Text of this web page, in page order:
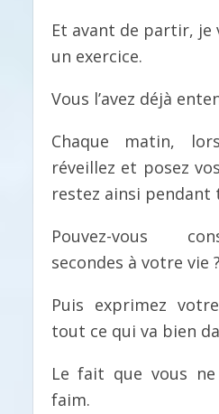
Et avant de partir, je
un exercice.
Vous l’avez déjà
Chaque matin,
réveillez et posez
restez ainsi pendant
Pouvez-vous
secondes à votre vie ?
Puis exprimez
tout ce qui va bien
Le fait que vous
faim.